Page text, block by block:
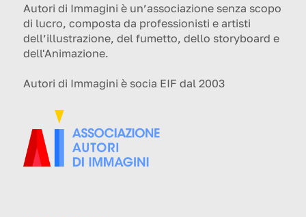
Autori di Immagini è un’associazione senza scopo
di lucro, composta da professionisti e artisti
dell’illustrazione, del fumetto, dello storyboard e
dell'Animazione.
Autori di Immagini è socia EIF dal 2003